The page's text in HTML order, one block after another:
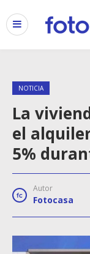
NOTICIA
La
el
5%
Autor
Fotocasa